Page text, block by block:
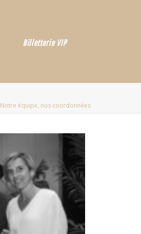
Billetterie VIP
Notre équipe, nos coordonnées